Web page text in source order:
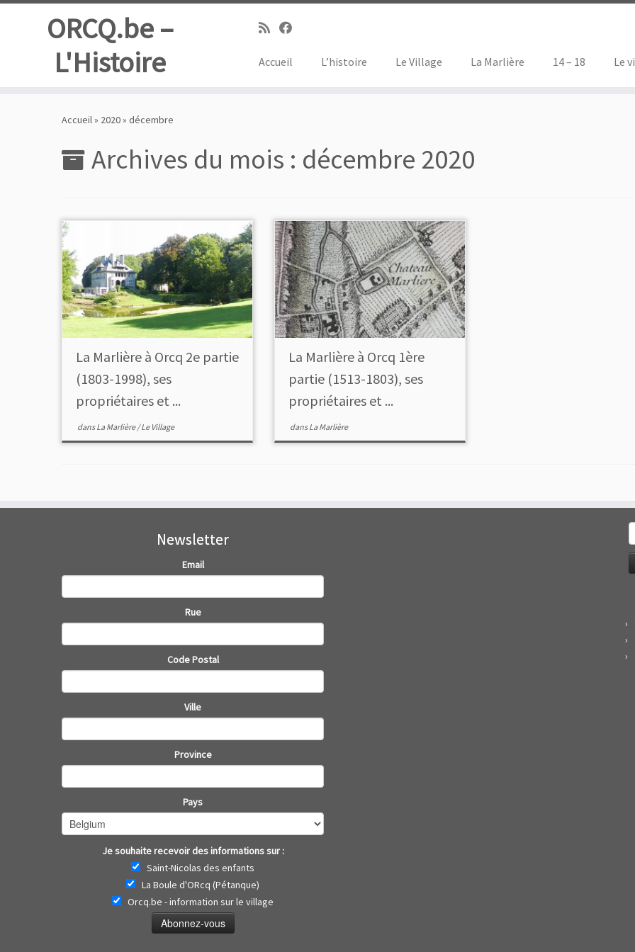
ORCQ.be –
L'Histoire
Accueil L’histoire Le Village La Marlière 14 – 18 Le
Accueil» 2020» décembre
Archives du mois : décembre 2020
La Marlière à Orcq 2e partie
(1803-1998), ses
propriétaires et ...
dansLa Marlière/Le Village
La Marlière à Orcq 1ère
partie (1513-1803), ses
propriétaires et ...
dansLa Marlière
Newsletter
Email
Rue
Code Postal
Ville
Province
Pays
Je souhaite recevoir des informations sur :
Saint-Nicolas des enfants
La Boule d'ORcq (Pétanque)
Orcq.be - information sur le village